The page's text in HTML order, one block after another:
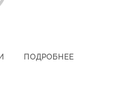
ПОДРОБНЕЕ